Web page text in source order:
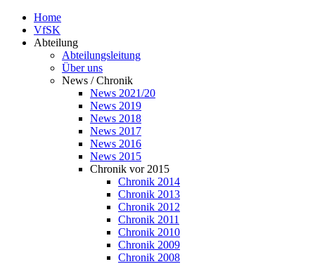
Home
VfSK
Abteilung
Abteilungsleitung
Über uns
News / Chronik
News 2021/20
News 2019
News 2018
News 2017
News 2016
News 2015
Chronik vor 2015
Chronik 2014
Chronik 2013
Chronik 2012
Chronik 2011
Chronik 2010
Chronik 2009
Chronik 2008